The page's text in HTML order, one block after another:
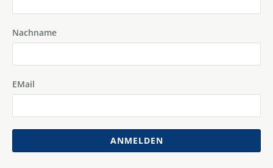
Nachname
EMail
ANMELDEN